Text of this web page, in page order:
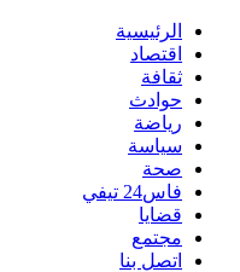
الرئيسية
اقتصاد
ثقافة
حوادث
رياضة
سياسة
صحة
فاس24 تيفي
قضايا
مجتمع
اتصل بنا